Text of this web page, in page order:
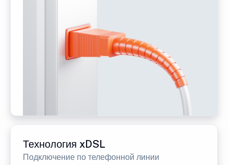
Технология xDSL
Подключение по телефонной линии